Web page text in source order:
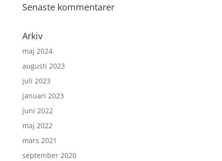
Senaste kommentarer
Arkiv
maj 2024
augusti 2023
juli 2023
januari 2023
juni 2022
maj 2022
mars 2021
september 2020